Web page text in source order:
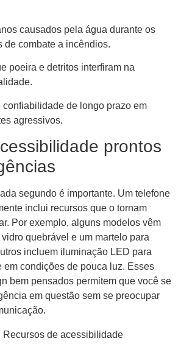
causados ​​pela água durante os
de combate a incêndios.
poeira e detritos interfiram na
confiabilidade de longo prazo em
agressivos.
prontos
segundo é importante. Um telefone
inclui recursos que o tornam
Por exemplo, alguns modelos vêm
quebrável e um martelo para
incluem iluminação LED para
condições de pouca luz. Esses
bem pensados ​​permitem que você se
em questão sem se preocupar
Recursos de acessibilidade